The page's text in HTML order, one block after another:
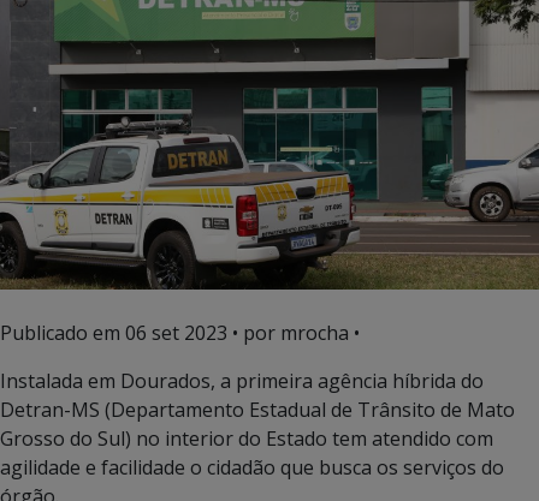
Publicado em 06 set 2023 • por mrocha •
Instalada em Dourados, a primeira agência híbrida do
Detran-MS (Departamento Estadual de Trânsito de Mato
Grosso do Sul) no interior do Estado tem atendido com
agilidade e facilidade o cidadão que busca os serviços do